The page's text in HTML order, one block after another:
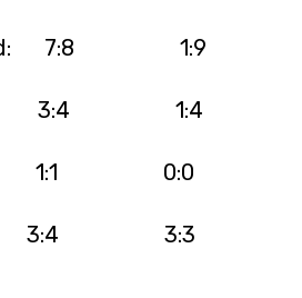
7:8 1:9
3:4 1:4
1:1 0:0
3:4 3:3